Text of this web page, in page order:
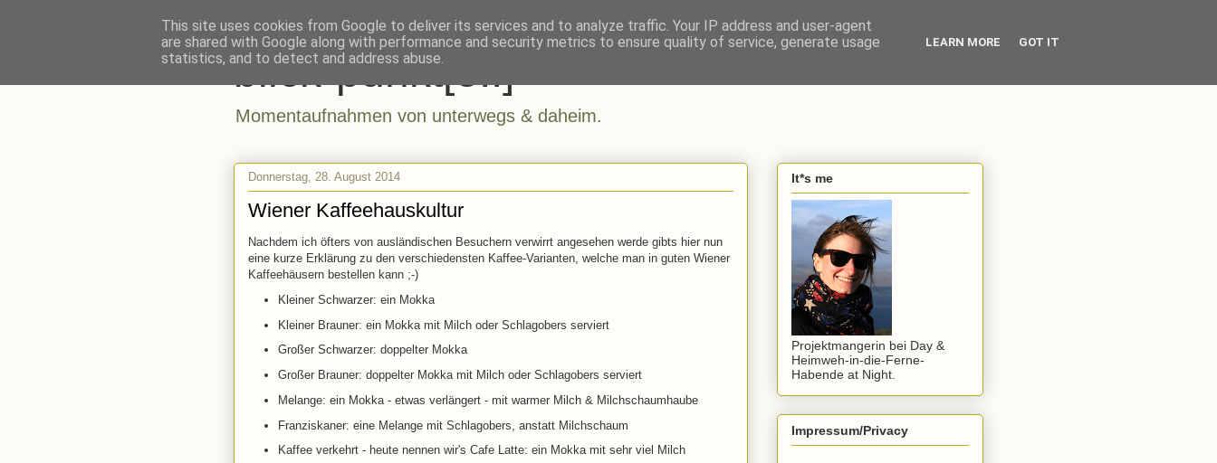
blick-punkt[e..]
Momentaufnahmen von unterwegs & daheim.
Donnerstag, 28. August 2014
Wiener Kaffeehauskultur
Nachdem ich öfters von ausländischen Besuchern verwirrt angesehen werde gibts hier nun
eine kurze Erklärung zu den verschiedensten Kaffee-Varianten, welche man in guten Wiener
Kaffeehäusern bestellen kann ;-)
Kleiner Schwarzer: ein Mokka
Kleiner Brauner: ein Mokka mit Milch oder Schlagobers serviert
Großer Schwarzer: doppelter Mokka
Großer Brauner: doppelter Mokka mit Milch oder Schlagobers serviert
Melange: ein Mokka - etwas verlängert - mit warmer Milch & Milchschaumhaube
Franziskaner: eine Melange mit Schlagobers, anstatt Milchschaum
Kaffee verkehrt - heute nennen wir's Cafe Latte: ein Mokka mit sehr viel Milch
It*s me
Projektmangerin bei Day &
Heimweh-in-die-Ferne-
Habende at Night.
Impressum/Privacy
This site uses cookies from Google to deliver its services and to analyze traffic. Your IP address and user-agent
are shared with Google along with performance and security metrics to ensure quality of service, generate usage
statistics, and to detect and address abuse.
LEARN MORE GOT IT